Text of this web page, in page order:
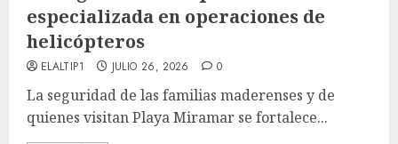
especializada en operaciones de
helicópteros
ELALTIP1 JULIO 26, 2026 0
La seguridad de las familias maderenses y de
quienes visitan Playa Miramar se fortalece...